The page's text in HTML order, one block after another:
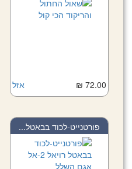
אזל 72.00 ₪
פורטנייט-לכוד בבאטל...